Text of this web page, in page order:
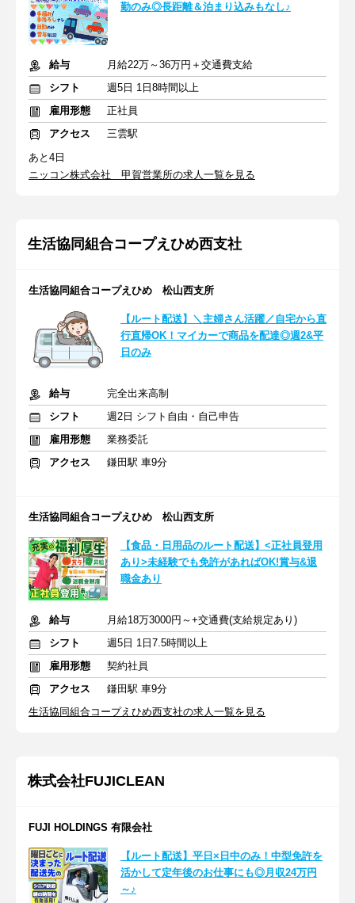
勤のみ◎長距離＆泊まり込みもなし♪
給与
月給22万～36万円＋交通費支給
シフト
週5日 1日8時間以上
雇用形態
正社員
アクセス
三雲駅
あと4日
ニッコン株式会社 甲賀営業所の求人一覧を見る
生活協同組合コープえひめ西支社
生活協同組合コープえひめ 松山西支所
【ルート配送】＼主婦さん活躍／自宅から直
行直帰OK！マイカーで商品を配達◎週2&平
日のみ
給与
完全出来高制
シフト
週2日 シフト自由・自己申告
雇用形態
業務委託
アクセス
鎌田駅 車9分
生活協同組合コープえひめ 松山西支所
【食品・日用品のルート配送】<正社員登用
あり>未経験でも免許があればOK!賞与&退
職金あり
給与
月給18万3000円～+交通費(支給規定あり)
シフト
週5日 1日7.5時間以上
雇用形態
契約社員
アクセス
鎌田駅 車9分
生活協同組合コープえひめ西支社の求人一覧を見る
株式会社FUJICLEAN
FUJI HOLDINGS 有限会社
【ルート配送】平日×日中のみ！中型免許を
活かして定年後のお仕事にも◎月収24万円
～♪